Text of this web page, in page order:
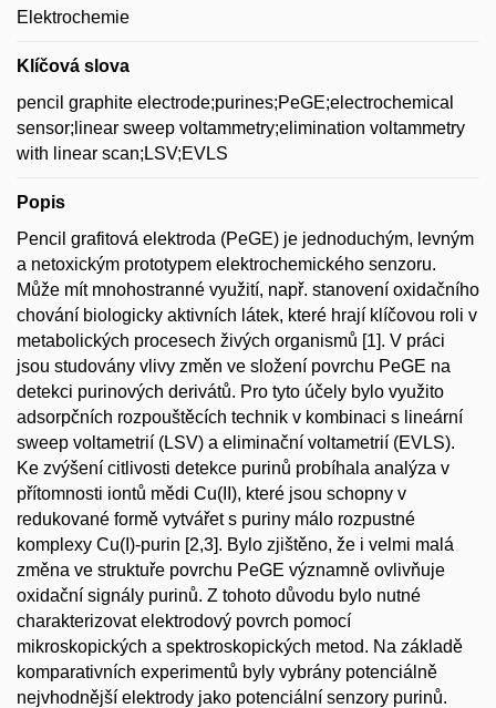
Elektrochemie
Klíčová slova
pencil graphite electrode;purines;PeGE;electrochemical
sensor;linear sweep voltammetry;elimination voltammetry
with linear scan;LSV;EVLS
Popis
Pencil grafitová elektroda (PeGE) je jednoduchým, levným
a netoxickým prototypem elektrochemického senzoru.
Může mít mnohostranné využití, např. stanovení oxidačního
chování biologicky aktivních látek, které hrají klíčovou roli v
metabolických procesech živých organismů [1]. V práci
jsou studovány vlivy změn ve složení povrchu PeGE na
detekci purinových derivátů. Pro tyto účely bylo využito
adsorpčních rozpouštěcích technik v kombinaci s lineární
sweep voltametrií (LSV) a eliminační voltametrií (EVLS).
Ke zvýšení citlivosti detekce purinů probíhala analýza v
přítomnosti iontů mědi Cu(II), které jsou schopny v
redukované formě vytvářet s puriny málo rozpustné
komplexy Cu(I)-purin [2,3]. Bylo zjištěno, že i velmi malá
změna ve struktuře povrchu PeGE významně ovlivňuje
oxidační signály purinů. Z tohoto důvodu bylo nutné
charakterizovat elektrodový povrch pomocí
mikroskopických a spektroskopických metod. Na základě
komparativních experimentů byly vybrány potenciálně
nejvhodnější elektrody jako potenciální senzory purinů.